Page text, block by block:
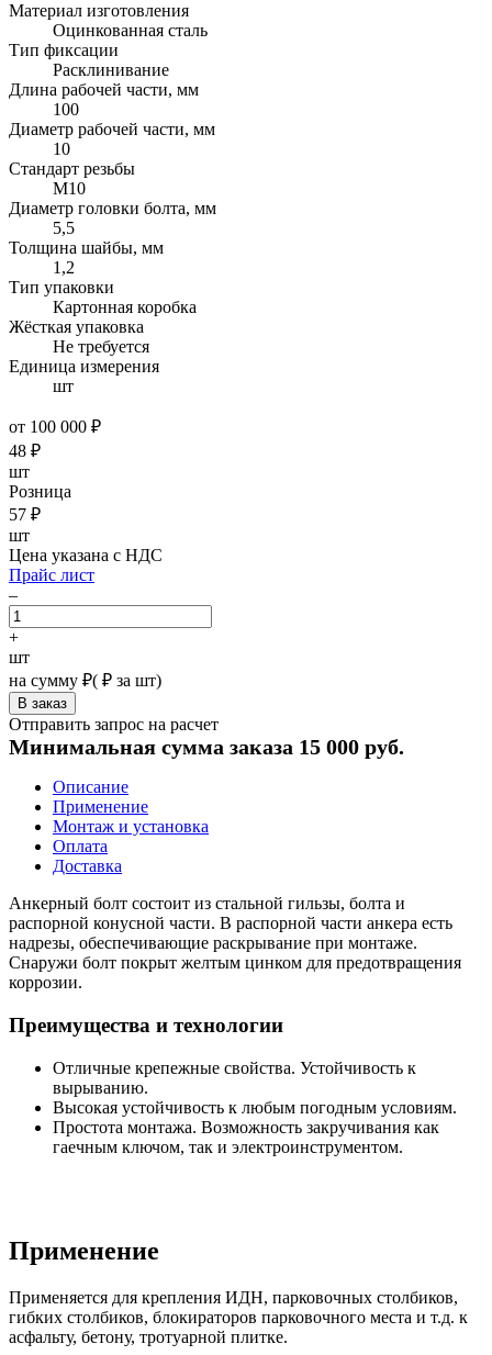
Материал изготовления
Оцинкованная сталь
Тип фиксации
Расклинивание
Длина рабочей части, мм
100
Диаметр рабочей части, мм
10
Стандарт резьбы
М10
Диаметр головки болта, мм
5,5
Толщина шайбы, мм
1,2
Тип упаковки
Картонная коробка
Жёсткая упаковка
Не требуется
Единица измерения
шт
от 100 000 ₽
48 ₽
шт
Розница
57 ₽
шт
Цена указана с НДС
Прайс лист
–
+
шт
на сумму ₽( ₽ за шт)
Отправить запрос на расчет
Минимальная сумма заказа 15 000 руб.
Описание
Применение
Монтаж и установка
Оплата
Доставка
Анкерный болт состоит из стальной гильзы, болта и
распорной конусной части. В распорной части анкера есть
надрезы, обеспечивающие раскрывание при монтаже.
Снаружи болт покрыт желтым цинком для предотвращения
коррозии.
Преимущества и технологии
Отличные крепежные свойства. Устойчивость к
вырыванию.
Высокая устойчивость к любым погодным условиям.
Простота монтажа. Возможность закручивания как
гаечным ключом, так и электроинструментом.
Применение
Применяется для крепления ИДН, парковочных столбиков,
гибких столбиков, блокираторов парковочного места и т.д. к
асфальту, бетону, тротуарной плитке.